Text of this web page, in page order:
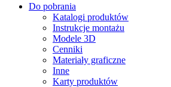
Do pobrania
Katalogi produktów
Instrukcje montażu
Modele 3D
Cenniki
Materiały graficzne
Inne
Karty produktów